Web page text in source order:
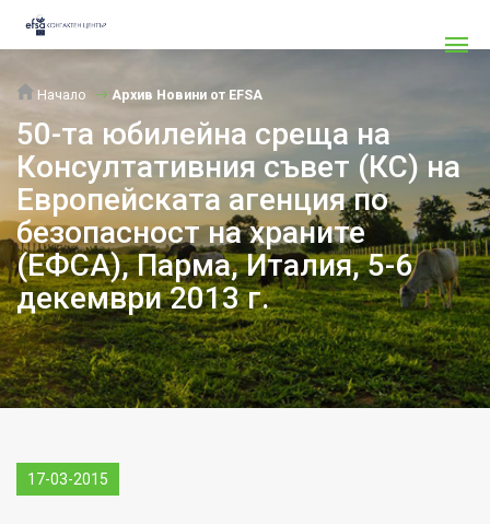
Начало Архив Новини от EFSA
50-та юбилейна среща на
Консултативния съвет (КС) на
Европейската агенция по
безопасност на храните
(ЕФСА), Парма, Италия, 5-6
декември 2013 г.
17-03-2015